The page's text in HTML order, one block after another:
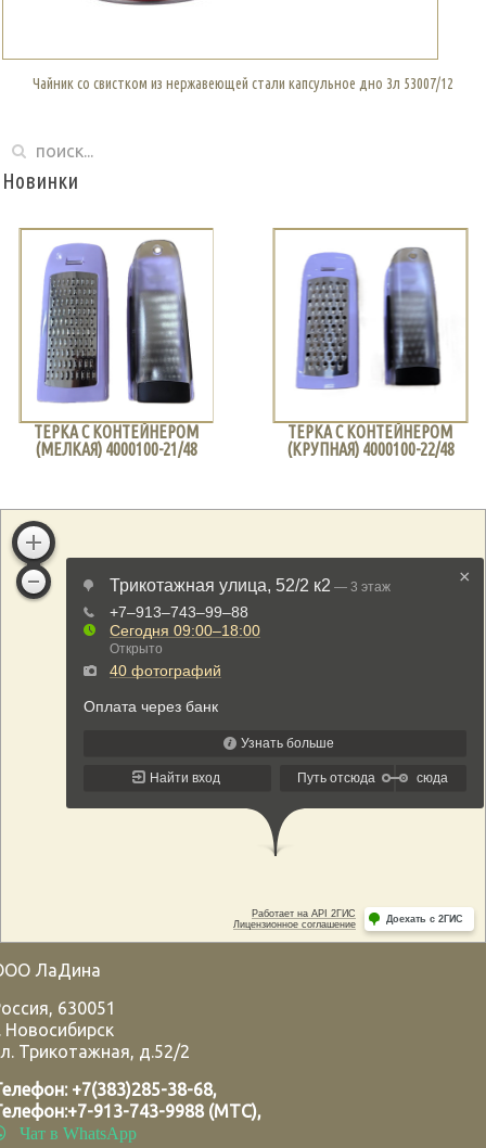
Чайник со свистком из нержавеющей стали капсульное дно 3л 53007/12
Новинки
ТЕРКА С КОНТЕЙНЕРОМ
(МЕЛКАЯ) 4000100-21/48
ТЕРКА С КОНТЕЙНЕРОМ
(КРУПНАЯ) 4000100-22/48
ЛаДина
630051
Новосибирск
Трикотажная, д.52/2
+7(383)285-38-68,
+7-913-743-9988 (МТС),
Чат в WhatsApp